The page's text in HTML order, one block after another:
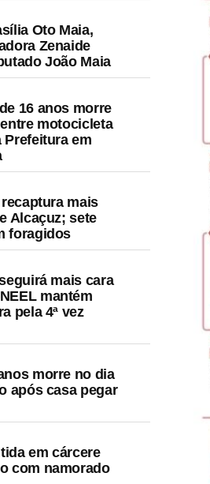
Oto Maia,
Zenaide
João Maia
16 anos morre
motocicleta
Prefeitura em
mais
Alcaçuz; sete
foragidos
mais cara
mantém
pela 4ª vez
morre no dia
após casa pegar
em cárcere
com namorado